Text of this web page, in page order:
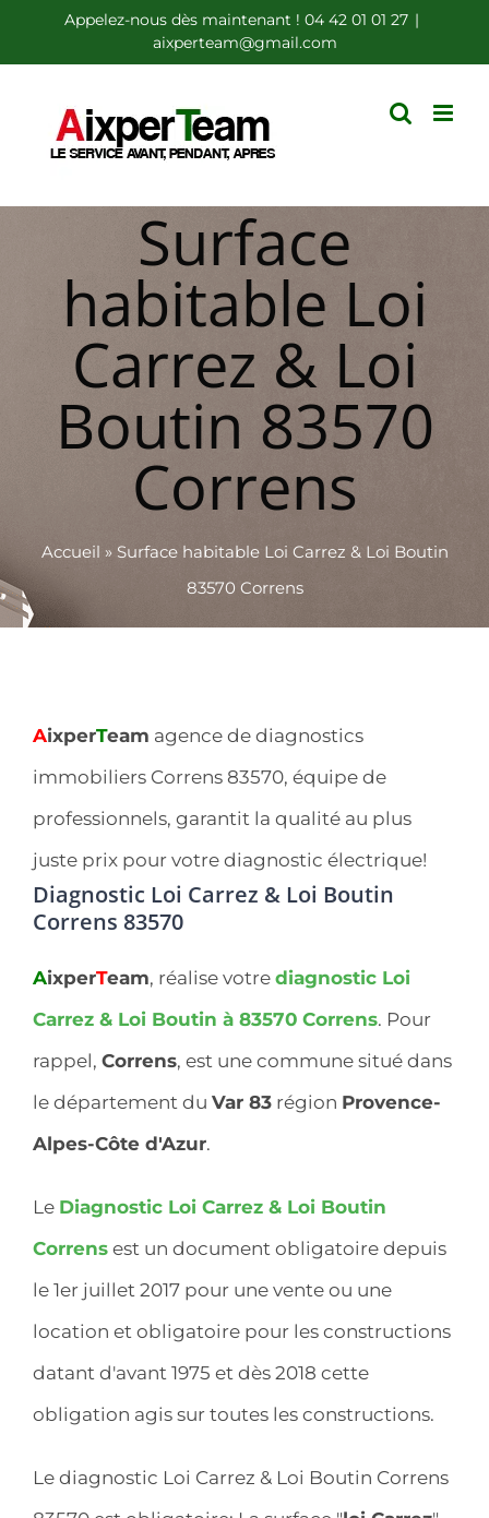
au
contenu
Appelez-nous dès maintenant ! 04 42 01 01 27 |
aixperteam@gmail.com
Surface
habitable Loi
Carrez & Loi
Boutin 83570
Correns
Accueil » Surface habitable Loi Carrez & Loi Boutin
83570 Correns
AixperTeam agence de diagnostics
immobiliers Correns 83570, équipe de
professionnels, garantit la qualité au plus
juste prix pour votre diagnostic électrique!
Diagnostic Loi Carrez & Loi Boutin
Correns 83570
AixperTeam, réalise votre diagnostic Loi
Carrez & Loi Boutin à 83570 Correns. Pour
rappel, Correns, est une commune situé dans
le département du Var 83 région Provence-
Alpes-Côte d'Azur.
Le Diagnostic Loi Carrez & Loi Boutin
Correns est un document obligatoire depuis
le 1er juillet 2017 pour une vente ou une
location et obligatoire pour les constructions
datant d'avant 1975 et dès 2018 cette
obligation agis sur toutes les constructions.
Le diagnostic Loi Carrez & Loi Boutin Correns